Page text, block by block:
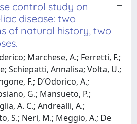
control study on
disease: two
of natural history, two
Marchese, A.; Ferretti, F.;
Schiepatti, Annalisa; Volta, U.;
F.; D’Odorico, A.;
G.; Mansueto, P.;
A. C.; Andrealli, A.;
S.; Neri, M.; Meggio, A.; De